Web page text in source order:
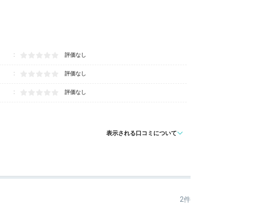
評価なし
評価なし
評価なし
表示される口コミについて
2件